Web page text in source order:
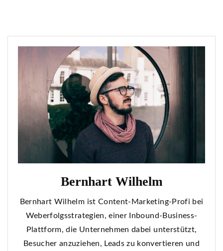
Bernhart Wilhelm
Bernhart Wilhelm ist Content-Marketing-Profi bei
Weberfolgsstrategien, einer Inbound-Business-
Plattform, die Unternehmen dabei unterstützt,
Besucher anzuziehen, Leads zu konvertieren und